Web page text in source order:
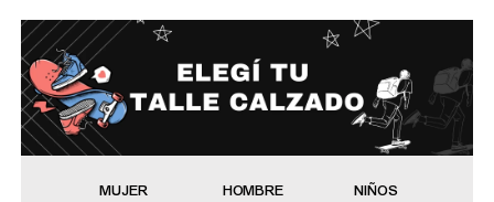
MUJER HOMBRE NIÑOS